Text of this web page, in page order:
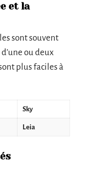
et la
sont souvent
ou deux
plus faciles à
Sky
Leia